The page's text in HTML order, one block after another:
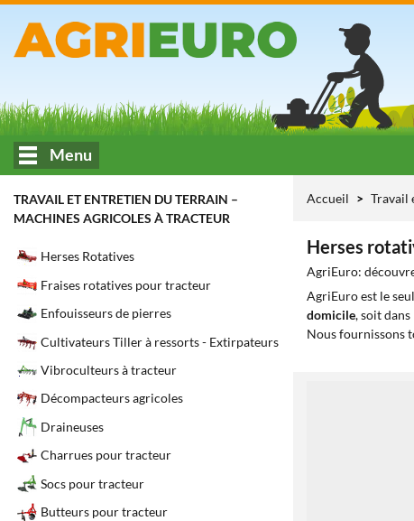
Menu
TRAVAIL ET ENTRETIEN DU TERRAIN –
MACHINES AGRICOLES À TRACTEUR
Herses Rotatives
Fraises rotatives pour tracteur
Enfouisseurs de pierres
Cultivateurs Tiller à ressorts - Extirpateurs
Vibroculteurs à tracteur
Décompacteurs agricoles
Draineuses
Charrues pour tracteur
Socs pour tracteur
Butteurs pour tracteur
Accueil Travail
Herses
AgriEuro:
AgriEuro est le
domicile, soit
Nous fournissons